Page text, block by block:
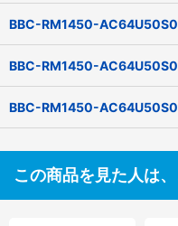
BBC-RM1450-
BBC-RM1450-
BBC-RM1450-
この商品を見た人は